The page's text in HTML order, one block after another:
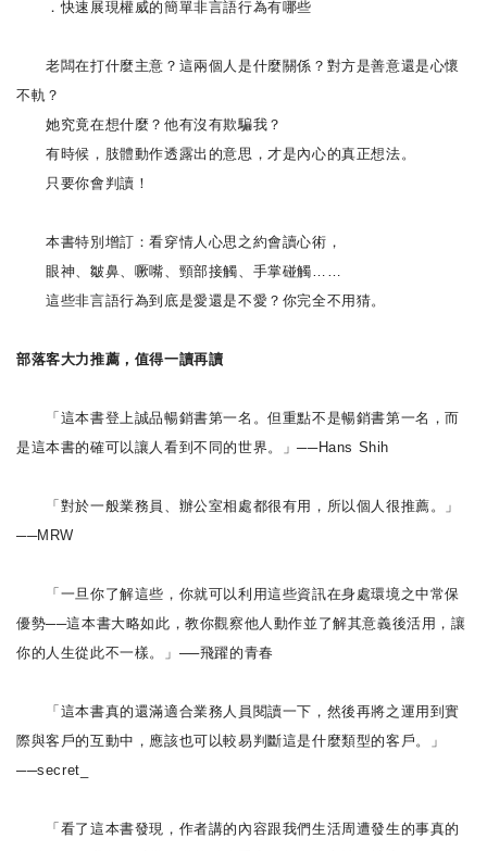
．快速展現權威的簡單非言語行為有哪些
老闆在打什麼主意？這兩個人是什麼關係？對方是善意還是心懷
不軌？
她究竟在想什麼？他有沒有欺騙我？
有時候，肢體動作透露出的意思，才是內心的真正想法。
只要你會判讀！
本書特別增訂：看穿情人心思之約會讀心術，
眼神、皺鼻、噘嘴、頸部接觸、手掌碰觸……
這些非言語行為到底是愛還是不愛？你完全不用猜。
部落客大力推薦，值得一讀再讀
「這本書登上誠品暢銷書第一名。但重點不是暢銷書第一名，而
是這本書的確可以讓人看到不同的世界。」──Hans Shih
「對於一般業務員、辦公室相處都很有用，所以個人很推薦。」
──MRW
「一旦你了解這些，你就可以利用這些資訊在身處環境之中常保
優勢──這本書大略如此，教你觀察他人動作並了解其意義後活用，讓
你的人生從此不一樣。」──飛躍的青春
「這本書真的還滿適合業務人員閱讀一下，然後再將之運用到實
際與客戶的互動中，應該也可以較易判斷這是什麼類型的客戶。」
──secret_
「看了這本書發現，作者講的內容跟我們生活周遭發生的事真的